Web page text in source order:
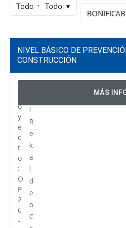
Todo ▾ Todo ▾
NIVEL BÁSICO DE
CONSTRUCCIÓN
o
y
e
c
t
o
:
O
P
2
6
-
i
R
e
k
a
l
d
e
o
C
MÁS